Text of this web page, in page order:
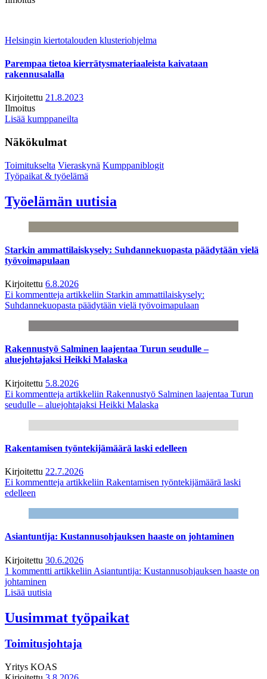
Helsingin kiertotalouden klusteriohjelma
Parempaa tietoa kierrätysmateriaaleista kaivataan
rakennusalalla
Kirjoitettu 21.8.2023
Ilmoitus
Lisää kumppaneilta
Näkökulmat
Toimitukselta Vieraskynä Kumppaniblogit
Työpaikat & työelämä
Työelämän uutisia
Starkin ammattilaiskysely: Suhdannekuopasta päädytään vielä
työvoimapulaan
Kirjoitettu 6.8.2026
Ei kommentteja artikkeliin Starkin ammattilaiskysely:
Suhdannekuopasta päädytään vielä työvoimapulaan
Rakennustyö Salminen laajentaa Turun seudulle –
aluejohtajaksi Heikki Malaska
Kirjoitettu 5.8.2026
Ei kommentteja artikkeliin Rakennustyö Salminen laajentaa Turun
seudulle – aluejohtajaksi Heikki Malaska
Rakentamisen työntekijämäärä laski edelleen
Kirjoitettu 22.7.2026
Ei kommentteja artikkeliin Rakentamisen työntekijämäärä laski
edelleen
Asiantuntija: Kustannusohjauksen haaste on johtaminen
Kirjoitettu 30.6.2026
1 kommentti artikkeliin Asiantuntija: Kustannusohjauksen haaste on
johtaminen
Lisää uutisia
Uusimmat työpaikat
Toimitusjohtaja
Yritys KOAS